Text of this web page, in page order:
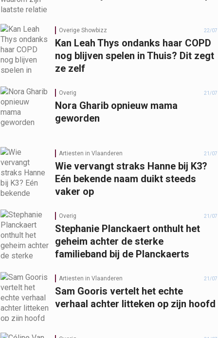
Overige Showbizz 22/07
Kan Leah Thys ondanks haar COPD
nog blijven spelen in Thuis? Dit zegt
ze zelf
Overig 21/07
Nora Gharib opnieuw mama
geworden
Artiesten in Vlaanderen 21/07
Wie vervangt straks Hanne bij K3?
Eén bekende naam duikt steeds
vaker op
Overig 21/07
Stephanie Planckaert onthult het
geheim achter de sterke
familieband bij de Planckaerts
Artiesten in Vlaanderen 21/07
Sam Gooris vertelt het echte
verhaal achter litteken op zijn hoofd